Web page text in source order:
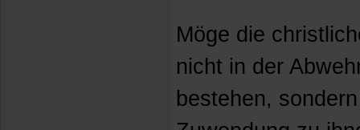
Möge die
nicht in der
bestehen,